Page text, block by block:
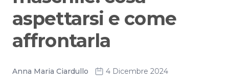
aspettarsi e come
affrontarla
Anna Maria Ciardullo 4 Dicembre 2024